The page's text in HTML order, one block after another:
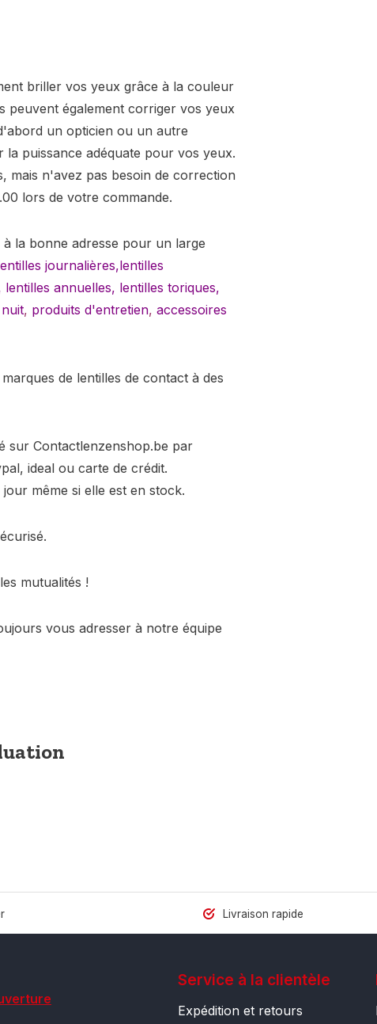
briller vos yeux grâce à la couleur
peuvent également corriger vos yeux
un opticien ou un autre
puissance adéquate pour vos yeux.
mais n'avez pas besoin de correction
lors de votre commande.
la bonne adresse pour un large
journalières,lentilles
lentilles annuelles, lentilles toriques,
, produits d'entretien, accessoires
de lentilles de contact à des
sur Contactlenzenshop.be par
ideal ou carte de crédit.
même si elle est en stock.
mutualités !
vous adresser à notre équipe
Livraison rapide
Service à la clientèle
Expédition et retours